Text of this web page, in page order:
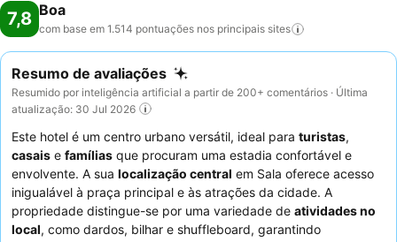
7,8 Boa
com base em 1.514 pontuações nos principais sites
Resumo de avaliações
Resumido por inteligência artificial a partir de 200+ comentários · Última
atualização: 30 Jul 2026
Este hotel é um centro urbano versátil, ideal para turistas,
casais e famílias que procuram uma estadia confortável e
envolvente. A sua localização central em Sala oferece acesso
inigualável à praça principal e às atrações da cidade. A
propriedade distingue-se por uma variedade de atividades no
local, como dardos, bilhar e shuffleboard, garantindo